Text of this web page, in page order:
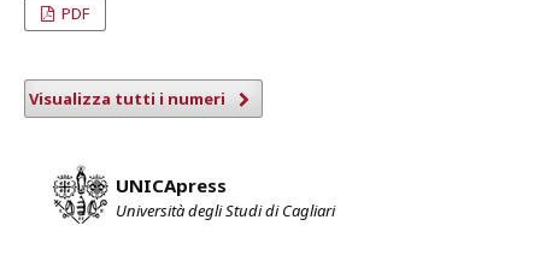
PDF
Visualizza tutti i numeri
UNICApress
Università degli Studi di Cagliari